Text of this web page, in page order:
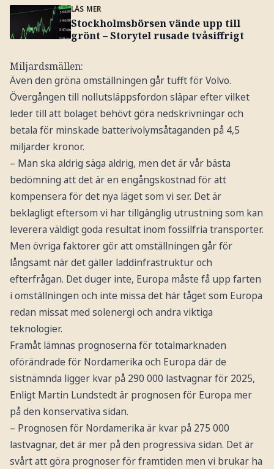
LÄS MER
Stockholmsbörsen vände upp till
grönt – Storytel rusade tvåsiffrigt
Miljardsmällen:
Även den gröna omställningen går tufft för Volvo.
Övergången till nollutsläppsfordon släpar efter vilket
leder till att bolaget behövt göra nedskrivningar och
betala för minskade batterivolymsåtaganden på 4,5
miljarder kronor.
– Man ska aldrig säga aldrig, men det är vår bästa
bedömning att det är en engångskostnad för att
kompensera för det nya läget som vi ser. Det är
beklagligt eftersom vi har tillgänglig utrustning som kan
leverera väldigt goda resultat inom fossilfria transporter.
Men övriga faktorer gör att omställningen går för
långsamt när det gäller laddinfrastruktur och
efterfrågan. Det duger inte, Europa måste få upp farten
i omställningen och inte missa det här tåget som Europa
redan missat med solenergi och andra viktiga
teknologier.
Framåt lämnas prognoserna för totalmarknaden
oförändrade för Nordamerika och Europa där de
sistnämnda ligger kvar på 290 000 lastvagnar för 2025,
Enligt Martin Lundstedt är prognosen för Europa mer
på den konservativa sidan.
– Prognosen för Nordamerika är kvar på 275 000
lastvagnar, det är mer på den progressiva sidan. Det är
svårt att göra prognoser för framtiden men vi brukar ha